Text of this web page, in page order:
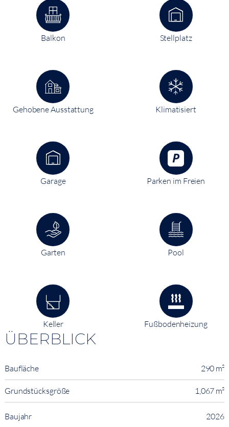
Balkon Stellplatz
Gehobene Ausstattung Klimatisiert
Garage Parken im Freien
Garten Pool
Keller Fußbodenheizung
ÜBERBLICK
Baufläche 290 m²
Grundstücksgröße 1,067 m²
Baujahr 2026